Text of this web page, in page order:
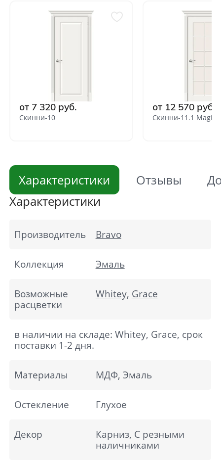
от 7 320 руб.
Скинни-10
от 12 570 руб.
Скинни-11.1 Magic
Характеристики Отзывы
Характеристики
Производитель Bravo
Коллекция Эмаль
Возможные
расцветки
Whitey, Grace
в наличии на складе: Whitey, Grace, срок
поставки 1-2 дня.
Материалы МДФ, Эмаль
Остекление Глухое
Декор
Карниз, С резными
наличниками